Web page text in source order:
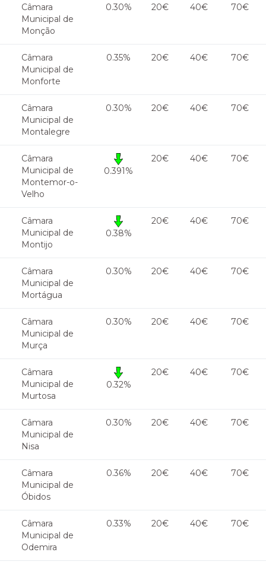
Câmara
Municipal de
Monção
0.30% 20€ 40€ 70€
Câmara
Municipal de
Monforte
0.35% 20€ 40€ 70€
Câmara
Municipal de
Montalegre
0.30% 20€ 40€ 70€
Câmara
Municipal de
Montemor-o-
Velho
0.391%
20€ 40€ 70€
Câmara
Municipal de
Montijo
0.38%
20€ 40€ 70€
Câmara
Municipal de
Mortágua
0.30% 20€ 40€ 70€
Câmara
Municipal de
Murça
0.30% 20€ 40€ 70€
Câmara
Municipal de
Murtosa
0.32%
20€ 40€ 70€
Câmara
Municipal de
Nisa
0.30% 20€ 40€ 70€
Câmara
Municipal de
Óbidos
0.36% 20€ 40€ 70€
Câmara
Municipal de
Odemira
0.33% 20€ 40€ 70€